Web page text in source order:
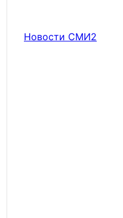
Новости СМИ2